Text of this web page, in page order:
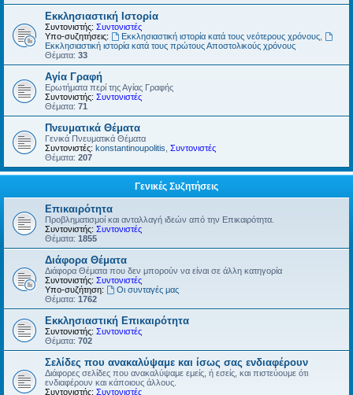
Εκκλησιαστική Ιστορία
Συντονιστής: Συντονιστές
Υπο-συζητήσεις:
Εκκλησιαστική ιστορία κατά τους νεότερους χρόνους,
Εκκλησιαστική ιστορία κατά τους πρώτους Αποστολικούς χρόνους
Θέματα: 33
Αγία Γραφή
Ερωτήματα περί της Αγίας Γραφής
Συντονιστής: Συντονιστές
Θέματα: 71
Πνευματικά Θέματα
Γενικά Πνευματικά Θέματα
Συντονιστές: konstantinoupolitis Συντονιστές
Θέματα: 207
Γενικές Συζητήσεις
Επικαιρότητα
Προβληματισμοί και ανταλλαγή ιδεών από την Επικαιρότητα.
Συντονιστής: Συντονιστές
Θέματα: 1855
Διάφορα Θέματα
Διάφορα Θέματα που δεν μπορούν να είναι σε άλλη κατηγορία
Συντονιστής: Συντονιστές
Υπο-συζήτηση:
Οι συνταγές μας
Θέματα: 1762
Εκκλησιαστική Επικαιρότητα
Συντονιστής: Συντονιστές
Θέματα: 702
Σελίδες που ανακαλύψαμε και ίσως σας ενδιαφέρουν
Διάφορες σελίδες που ανακαλύψαμε εμείς, ή εσείς, και πιστεύουμε ότι
ενδιαφέρουν και κάποιους άλλους.
Συντονιστής: Συντονιστές